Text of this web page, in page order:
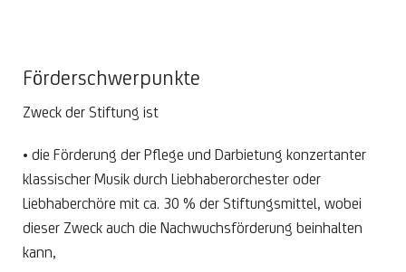
Förderschwerpunkte
Zweck der Stiftung ist
• die Förderung der Pflege und Darbietung konzertanter
klassischer Musik durch Liebhaberorchester oder
Liebhaberchöre mit ca. 30 % der Stiftungsmittel, wobei
dieser Zweck auch die Nachwuchsförderung beinhalten
kann,